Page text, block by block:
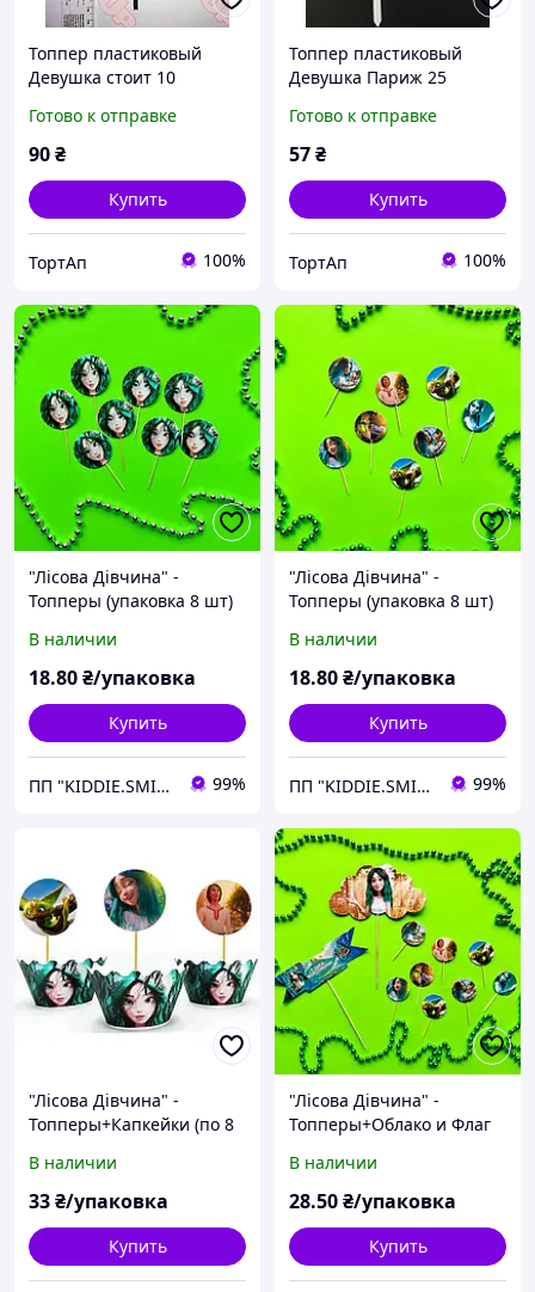
Топпер пластиковый
Девушка стоит 10
14см, ножка 5см,
черный+блестки любые
Готово к отправке
90₴
Купить
ТортАп 100%
Топпер пластиковый
Девушка Париж 25
белый
Готово к отправке
57₴
Купить
ТортАп 100%
"Лісова Дівчина" -
Топперы (упаковка 8 шт)
В наличии
18.80₴/упаковка
Купить
ПП "KIDDIE.SMILE" 99%
"Лісова Дівчина" -
Топперы (упаковка 8 шт)
В наличии
18.80₴/упаковка
Купить
ПП "KIDDIE.SMILE" 99%
"Лісова Дівчина" -
Топперы+Капкейки (по 8
В наличии
33₴/упаковка
Купить
"Лісова Дівчина" -
Топперы+Облако и Флаг
В наличии
28.50₴/упаковка
Купить